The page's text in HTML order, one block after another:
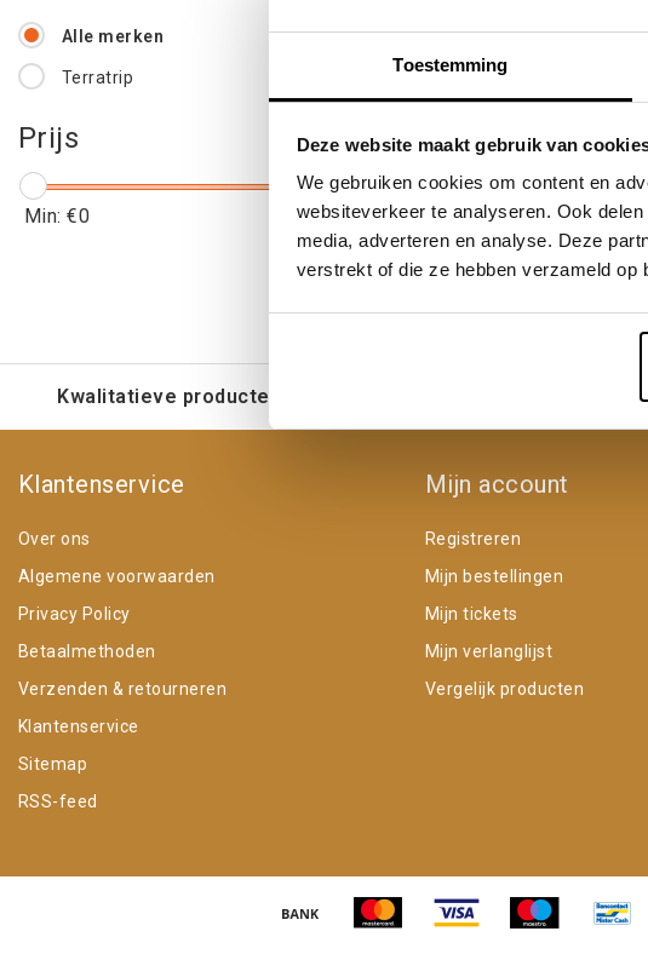
Toestemming
Deze website maakt gebruik van
We gebruiken cookies om content en
websiteverkeer te analyseren. Ook
media, adverteren en analyse. Deze
verstrekt of die ze hebben verzameld
Alle merken
Terratrip
Prijs
Min: €0 Max: €600
GPS & GLONASS
€495,04 Excl. btw
€599,00 Incl. btw
Kwalitatieve producten voor een eerlijke prijs Service
Klantenservice
Over ons
Algemene voorwaarden
Privacy Policy
Betaalmethoden
Verzenden & retourneren
Klantenservice
Sitemap
RSS-feed
Mijn account
Registreren
Mijn bestellingen
Mijn tickets
Mijn verlanglijst
Vergelijk producten